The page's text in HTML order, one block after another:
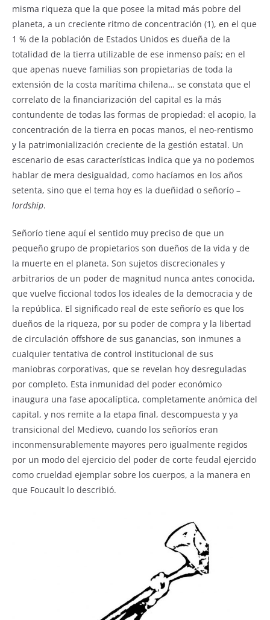
misma riqueza que la que posee la mitad más pobre del
planeta, a un creciente ritmo de concentración (1), en el que
1 % de la población de Estados Unidos es dueña de la
totalidad de la tierra utilizable de ese inmenso país; en el
que apenas nueve familias son propietarias de toda la
extensión de la costa marítima chilena… se constata que el
correlato de la financiarización del capital es la más
contundente de todas las formas de propiedad: el acopio, la
concentración de la tierra en pocas manos, el neo-rentismo
y la patrimonialización creciente de la gestión estatal. Un
escenario de esas características indica que ya no podemos
hablar de mera desigualdad, como hacíamos en los años
setenta, sino que el tema hoy es la dueñidad o señorío –
lordship.
Señorío tiene aquí el sentido muy preciso de que un
pequeño grupo de propietarios son dueños de la vida y de
la muerte en el planeta. Son sujetos discrecionales y
arbitrarios de un poder de magnitud nunca antes conocida,
que vuelve ficcional todos los ideales de la democracia y de
la república. El significado real de este señorío es que los
dueños de la riqueza, por su poder de compra y la libertad
de circulación offshore de sus ganancias, son inmunes a
cualquier tentativa de control institucional de sus
maniobras corporativas, que se revelan hoy desreguladas
por completo. Esta inmunidad del poder económico
inaugura una fase apocalíptica, completamente anómica del
capital, y nos remite a la etapa final, descompuesta y ya
transicional del Medievo, cuando los señoríos eran
inconmensurablemente mayores pero igualmente regidos
por un modo del ejercicio del poder de corte feudal ejercido
como crueldad ejemplar sobre los cuerpos, a la manera en
que Foucault lo describió.